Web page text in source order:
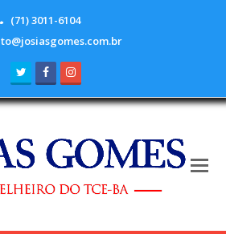
(71) 3011-6104
TwitterFacebook